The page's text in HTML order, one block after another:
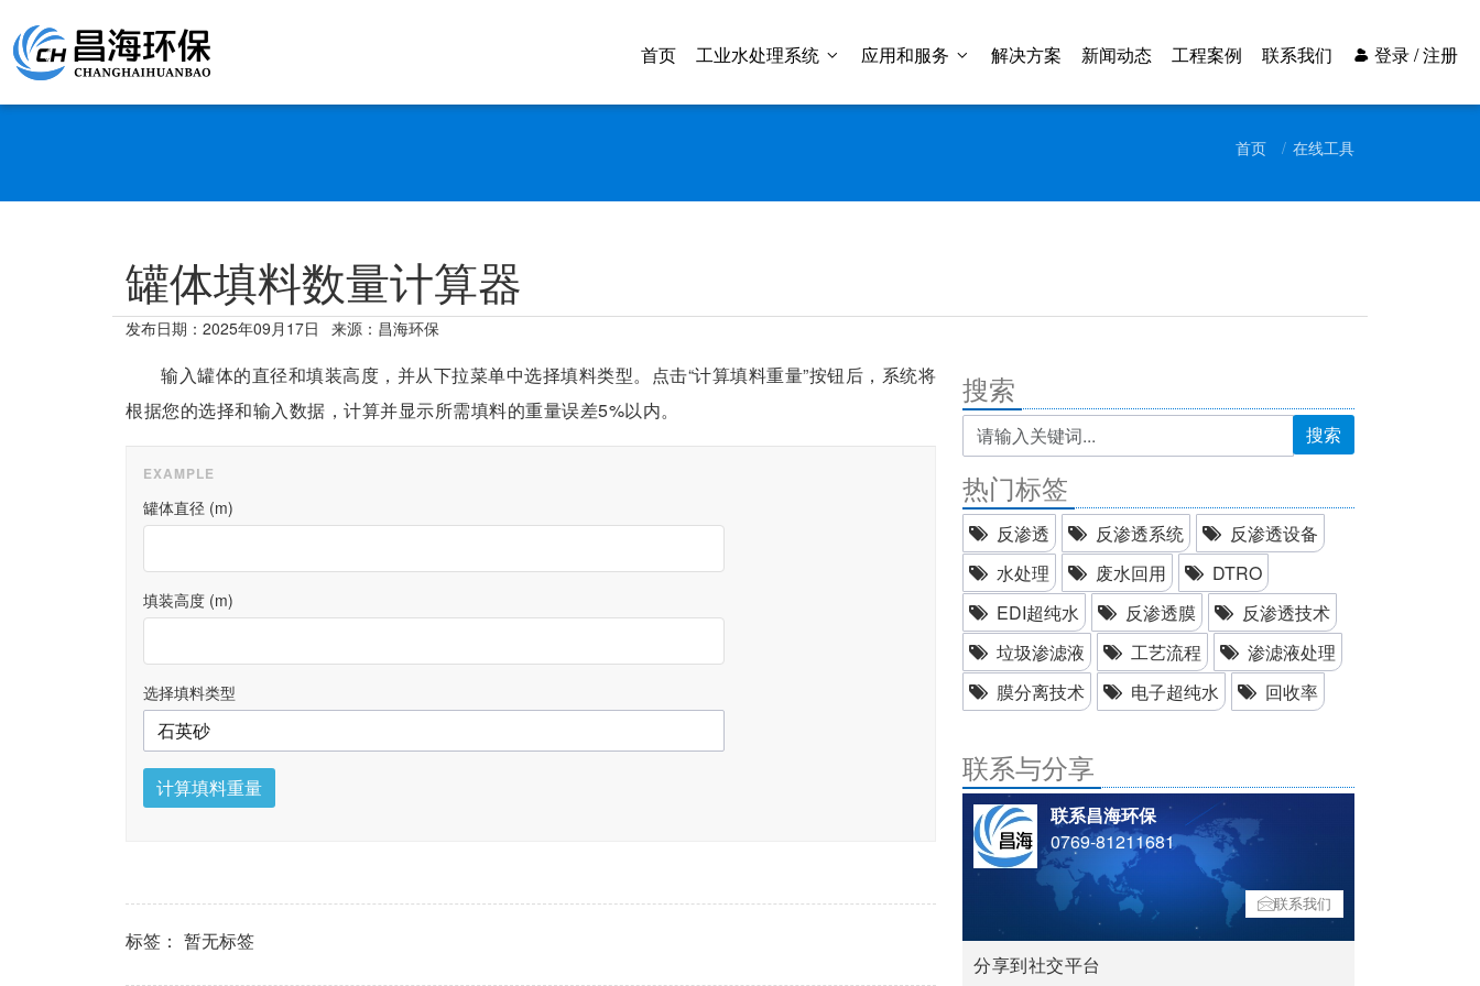
首页 工业水处理系统 应用和服务 解决方案 新闻动态 工程案例 联系我们 登录 / 注册
首页 在线工具
罐体填料数量计算器
发布日期： 2025年09月17日 来源：昌海环保
输入罐体的直径和填装高度，并从下拉菜单中选择填料类型。点击“计算填料重量”按钮后，系统将
根据您的选择和输入数据，计算并显示所需填料的重量误差5%以内。
罐体直径 (m)
填装高度 (m)
选择填料类型
计算填料重量
标签： 暂无标签
搜索
搜索
热门标签
反渗透 反渗透系统
反渗透设备
水处理
废水回用
DTRO
EDI超纯水
反渗透膜
反渗透技术
垃圾渗滤液
工艺流程
渗滤液处理
膜分离技术
电子超纯水 回收率
联系与分享
联系昌海环保
0769-81211681
联系我们
分享到社交平台